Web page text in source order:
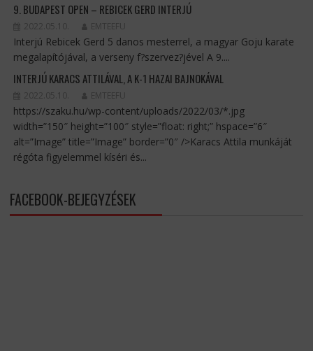
9. BUDAPEST OPEN – REBICEK GERD INTERJÚ
2022.05.10. EMTEEFU
Interjú Rebicek Gerd 5 danos mesterrel, a magyar Goju karate
megalapítójával, a verseny f?szervez?jével A 9....
INTERJÚ KARACS ATTILÁVAL, A K-1 HAZAI BAJNOKÁVAL
2022.05.10. EMTEEFU
https://szaku.hu/wp-content/uploads/2022/03/*.jpg
width=”150″ height=”100″ style=”float: right;” hspace=”6″
alt=”Image” title=”Image” border=”0″ />Karacs Attila munkáját
régóta figyelemmel kíséri és...
FACEBOOK-BEJEGYZÉSEK